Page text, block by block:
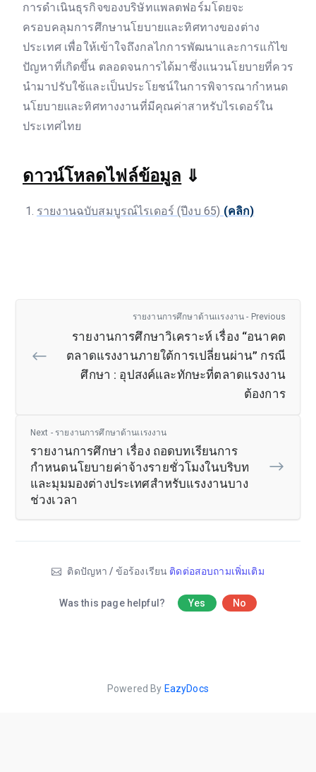
การดำเนินธุรกิจของบริษัทแพลตฟอร์มโดยจะ
ครอบคลุมการศึกษานโยบายและทิศทางของต่าง
ประเทศ เพื่อให้เข้าใจถึงกลไกการพัฒนาและการแก้ไข
ปัญหาที่เกิดขึ้น ตลอดจนการได้มาซึ่งแนวนโยบายที่ควร
นำมาปรับใช้และเป็นประโยชน์ในการพิจารณากำหนด
นโยบายและทิศทางงานที่มีคุณค่าสาหรับไรเดอร์ใน
ประเทศไทย
ดาวน์โหลดไฟล์ข้อมูล ⇓
รายงานฉบับสมบูรณ์ไรเดอร์ (ปีงบ 65) (คลิก)
รายงานการศึกษาด้านเเรงงาน - Previous
รายงานการศึกษาวิเคราะห์ เรื่อง “อนาคต
ตลาดแรงงานภายใต้การเปลี่ยนผ่าน” กรณี
ศึกษา : อุปสงค์และทักษะที่ตลาดแรงงาน
ต้องการ
Next - รายงานการศึกษาด้านเเรงงาน
รายงานการศึกษา เรื่อง ถอดบทเรียนการ
กำหนดนโยบายค่าจ้างรายชั่วโมงในบริบท
และมุมมองต่างประเทศสำหรับแรงงานบาง
ช่วงเวลา
ติดปัญหา / ข้อร้องเรียน ติดต่อสอบถามเพิ่มเติม
Was this page helpful? Yes No
Powered By EazyDocs